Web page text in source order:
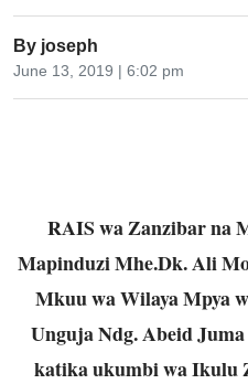
By joseph
June 13, 2019 | 6:02 pm
RAIS wa Zanzibar na
Mapinduzi Mhe.Dk. Ali
Mkuu wa Wilaya Mpya
Unguja Ndg. Abeid
katika ukumbi wa Ikulu